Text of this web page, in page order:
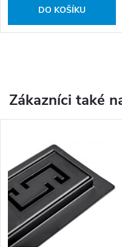
DO KOŠÍKU
Zákazníci také